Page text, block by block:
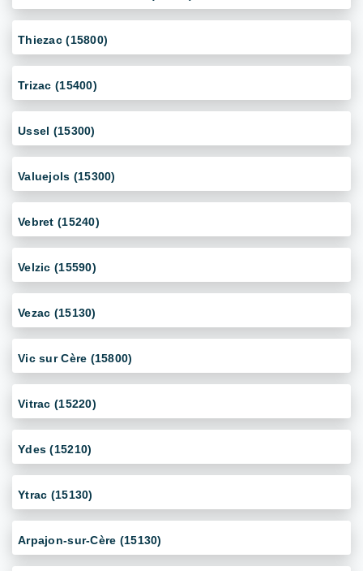
Thiezac (15800)
Trizac (15400)
Ussel (15300)
Valuejols (15300)
Vebret (15240)
Velzic (15590)
Vezac (15130)
Vic sur Cère (15800)
Vitrac (15220)
Ydes (15210)
Ytrac (15130)
Arpajon-sur-Cère (15130)